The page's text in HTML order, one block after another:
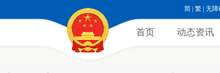
简 | 繁 | 无障
首页 动态资讯